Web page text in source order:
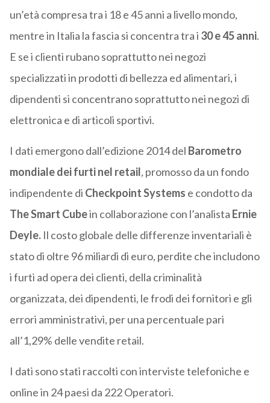
un’età compresa tra i 18 e 45 anni a livello mondo,
mentre in Italia la fascia si concentra tra i 30 e 45 anni.
E se i clienti rubano soprattutto nei negozi
specializzati in prodotti di bellezza ed alimentari, i
dipendenti si concentrano soprattutto nei negozi di
elettronica e di articoli sportivi.
I dati emergono dall’edizione 2014 del Barometro
mondiale dei furti nel retail,promosso da un fondo
indipendente di Checkpoint Systems e condotto da
The Smart Cubein collaborazione con l’analista Ernie
Deyle. Il costo globale delle differenze inventariali è
stato di oltre 96 miliardi di euro, perdite che includono
i furti ad opera dei clienti, della criminalità
organizzata, dei dipendenti, le frodi dei fornitori e gli
errori amministrativi, per una percentuale pari
all’1,29% delle vendite retail.
I dati sono stati raccolti con interviste telefoniche e
online in 24 paesi da 222 Operatori.